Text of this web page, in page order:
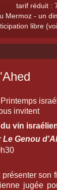
tarif réduit :
Mermoz - un
libre
invitent
vin
Le Genou
son
jugée